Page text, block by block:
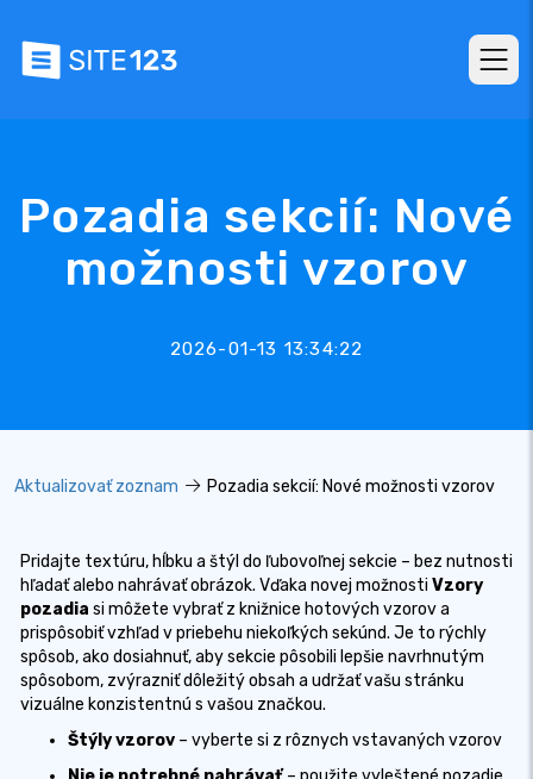
Pozadia sekcií: Nové
možnosti vzorov
2026-01-13 13:34:22
Aktualizovať zoznam Pozadia sekcií: Nové možnosti vzorov
Pridajte textúru, hĺbku a štýl do ľubovoľnej sekcie – bez nutnosti
hľadať alebo nahrávať obrázok. Vďaka novej možnosti Vzory
pozadia si môžete vybrať z knižnice hotových vzorov a
prispôsobiť vzhľad v priebehu niekoľkých sekúnd. Je to rýchly
spôsob, ako dosiahnuť, aby sekcie pôsobili lepšie navrhnutým
spôsobom, zvýrazniť dôležitý obsah a udržať vašu stránku
vizuálne konzistentnú s vašou značkou.
Štýly vzorov – vyberte si z rôznych vstavaných vzorov